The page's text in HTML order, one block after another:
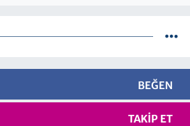
BEĞEN
TAKIP ET